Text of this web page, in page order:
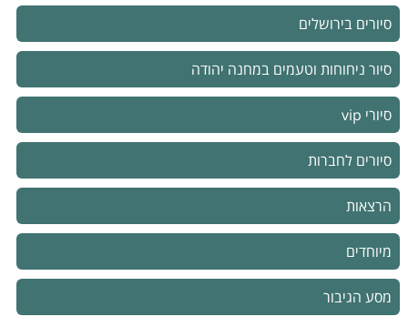
סיורים בירושלים
סיור ניחוחות וטעמים במחנה יהודה
סיורי vip
סיורים לחברות
הרצאות
מיוחדים
מסע הגיבור